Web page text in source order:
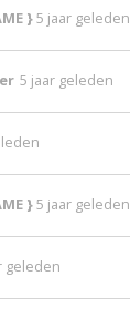
}5 jaar geleden
5 jaar geleden
}5 jaar geleden
geleden